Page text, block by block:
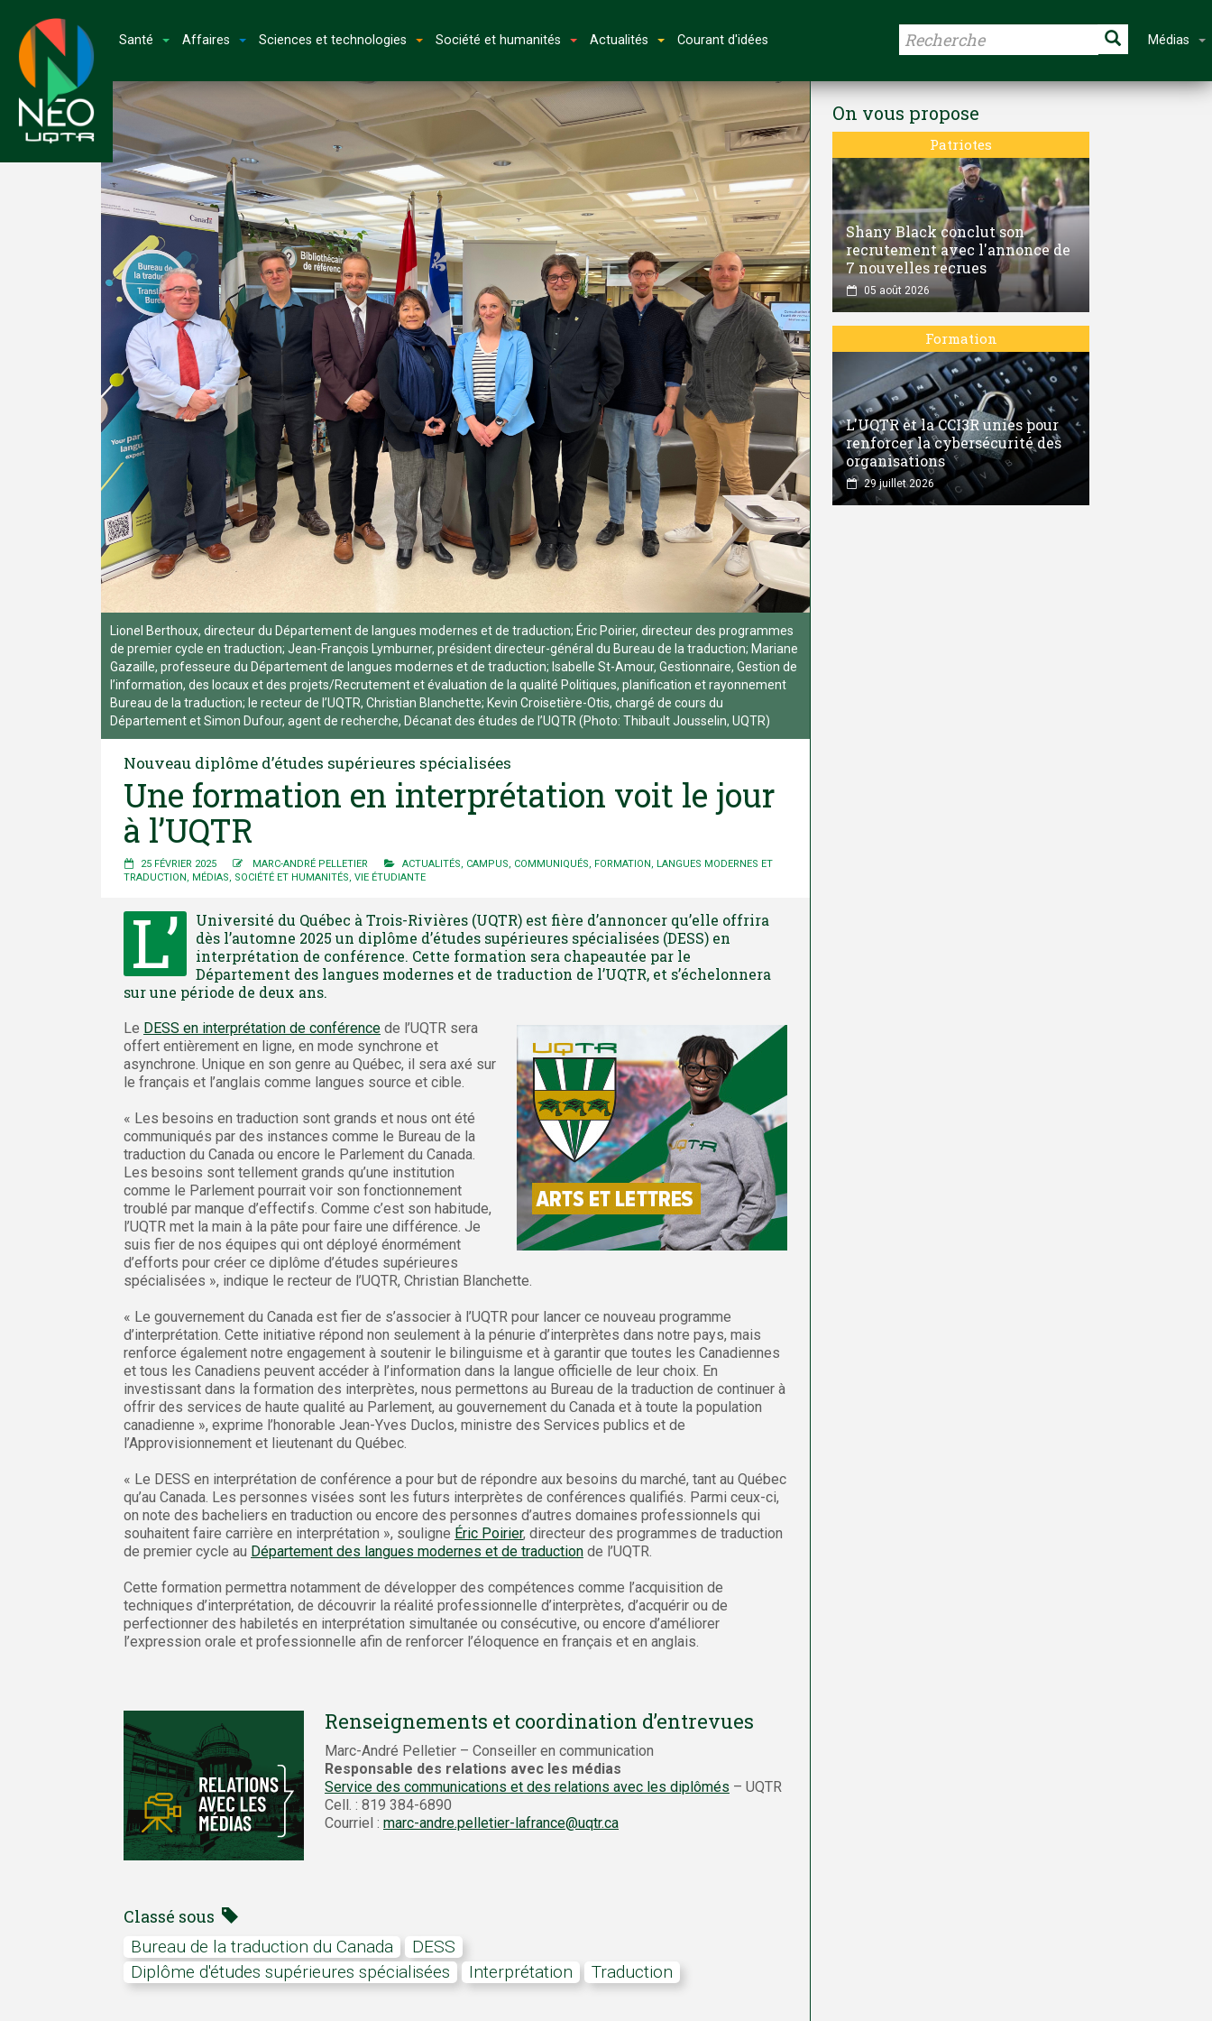
Santé Affaires Sciences et technologies Société et humanités Actualités Courant d'idées Médias
Lionel Berthoux, directeur du Département de langues modernes et de traduction; Éric Poirier, directeur des programmes
de premier cycle en traduction; Jean-François Lymburner, président directeur-général du Bureau de la traduction; Mariane
Gazaille, professeure du Département de langues modernes et de traduction; Isabelle St-Amour, Gestionnaire, Gestion de
l’information, des locaux et des projets/Recrutement et évaluation de la qualité Politiques, planification et rayonnement
Bureau de la traduction; le recteur de l’UQTR, Christian Blanchette; Kevin Croisetière-Otis, chargé de cours du
Département et Simon Dufour, agent de recherche, Décanat des études de l’UQTR (Photo: Thibault Jousselin, UQTR)
Nouveau diplôme d’études supérieures spécialisées
Une formation en interprétation voit le jour
à l’UQTR
25 FÉVRIER 2025 MARC-ANDRÉ PELLETIER ACTUALITÉS, CAMPUS, COMMUNIQUÉS, FORMATION , LANGUES MODERNES ET
TRADUCTION , MÉDIAS, SOCIÉTÉ ET HUMANITÉS, VIE ÉTUDIANTE
L’
Université du Québec à Trois-Rivières (UQTR) est fière d’annoncer qu’elle offrira
dès l’automne 2025 un diplôme d’études supérieures spécialisées (DESS) en
interprétation de conférence. Cette formation sera chapeautée par le
Département des langues modernes et de traduction de l’UQTR, et s’échelonnera
sur une période de deux ans.
Le DESS en interprétation de conférence de l’UQTR sera
offert entièrement en ligne, en mode synchrone et
asynchrone. Unique en son genre au Québec, il sera axé sur
le français et l’anglais comme langues source et cible.
« Les besoins en traduction sont grands et nous ont été
communiqués par des instances comme le Bureau de la
traduction du Canada ou encore le Parlement du Canada.
Les besoins sont tellement grands qu’une institution
comme le Parlement pourrait voir son fonctionnement
troublé par manque d’effectifs. Comme c’est son habitude,
l’UQTR met la main à la pâte pour faire une différence. Je
suis fier de nos équipes qui ont déployé énormément
d’efforts pour créer ce diplôme d’études supérieures
spécialisées », indique le recteur de l’UQTR, Christian Blanchette.
« Le gouvernement du Canada est fier de s’associer à l’UQTR pour lancer ce nouveau programme
d’interprétation. Cette initiative répond non seulement à la pénurie d’interprètes dans notre pays, mais
renforce également notre engagement à soutenir le bilinguisme et à garantir que toutes les Canadiennes
et tous les Canadiens peuvent accéder à l’information dans la langue officielle de leur choix. En
investissant dans la formation des interprètes, nous permettons au Bureau de la traduction de continuer à
offrir des services de haute qualité au Parlement, au gouvernement du Canada et à toute la population
canadienne », exprime l’honorable Jean-Yves Duclos, ministre des Services publics et de
l’Approvisionnement et lieutenant du Québec.
« Le DESS en interprétation de conférence a pour but de répondre aux besoins du marché, tant au Québec
qu’au Canada. Les personnes visées sont les futurs interprètes de conférences qualifiés. Parmi ceux-ci,
on note des bacheliers en traduction ou encore des personnes d’autres domaines professionnels qui
souhaitent faire carrière en interprétation », souligne Éric Poirier, directeur des programmes de traduction
de premier cycle au Département des langues modernes et de traduction de l’UQTR.
Cette formation permettra notamment de développer des compétences comme l’acquisition de
techniques d’interprétation, de découvrir la réalité professionnelle d’interprètes, d’acquérir ou de
perfectionner des habiletés en interprétation simultanée ou consécutive, ou encore d’améliorer
l’expression orale et professionnelle afin de renforcer l’éloquence en français et en anglais.
Renseignements et coordination d’entrevues
Marc-André Pelletier – Conseiller en communication
Responsable des relations avec les médias
Service des communications et des relations avec les diplômés – UQTR
Cell. : 819 384-6890
Courriel : marc-andre.pelletier-lafrance@uqtr.ca
Classé sous
Bureau de la traduction du Canada
DESS
Diplôme d'études supérieures spécialisées
interprétation traduction
On vous propose
Patriotes
Shany Black conclut son
recrutement avec l'annonce de
7 nouvelles recrues
05 août 2026
Formation
L'UQTR et la CCI3R unies pour
renforcer la cybersécurité des
organisations
29 juillet 2026